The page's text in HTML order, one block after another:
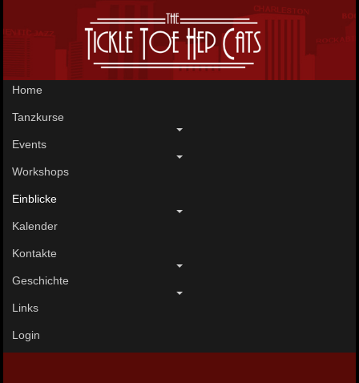
Home
Tanzkurse
Events
Workshops
Einblicke
Kalender
Kontakte
Geschichte
Links
Login